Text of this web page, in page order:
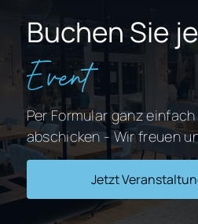
Buchen Sie
Event
Per Formular ganz
abschicken - Wir freuen
Jetzt